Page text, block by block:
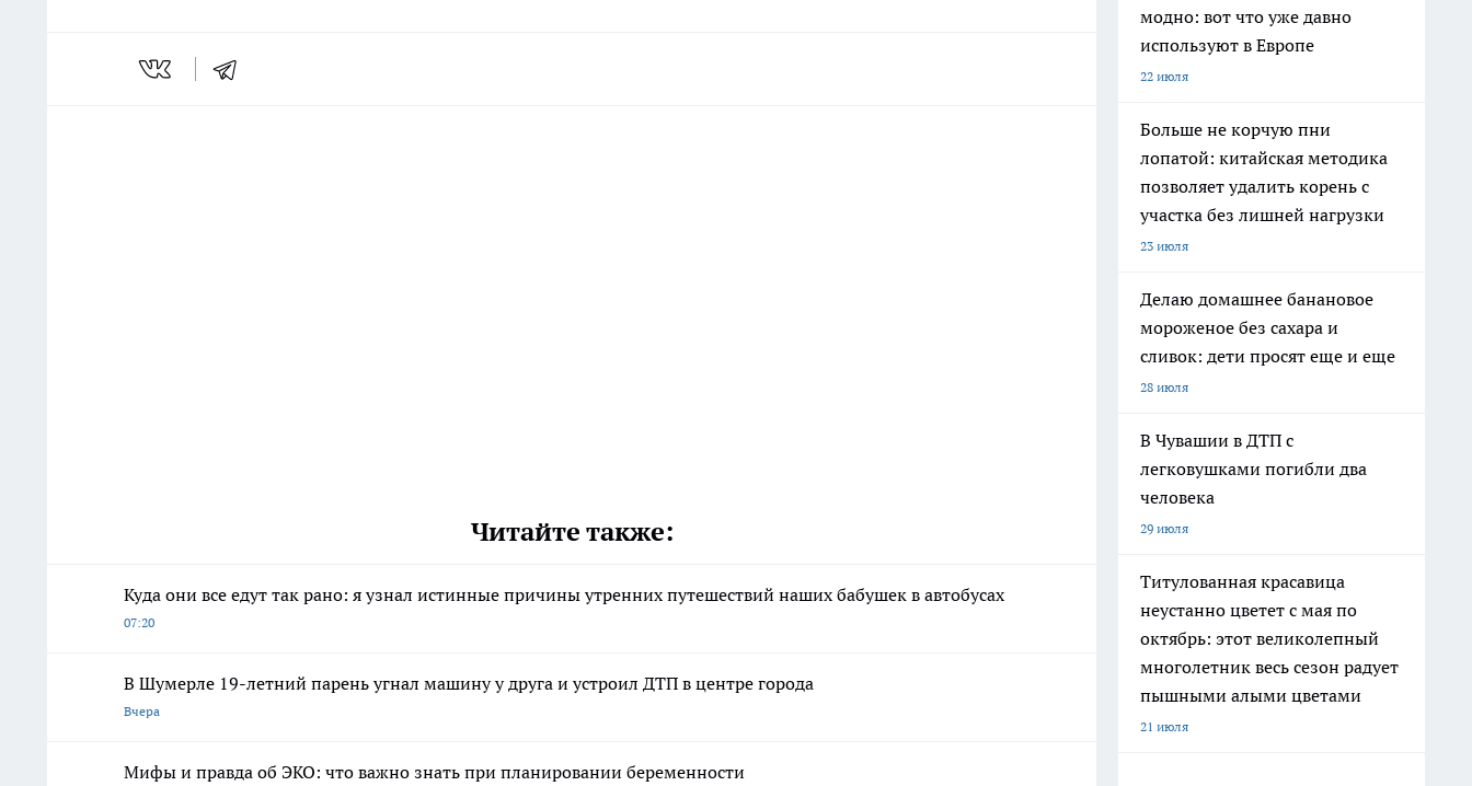
Читайте также:
Куда они все едут так рано: я узнал истинные причины утренних путешествий наших бабушек в автобусах
07:20
В Шумерле 19-летний парень угнал машину у друга и устроил ДТП в центре города
Вчера
Мифы и правда об ЭКО: что важно знать при планировании беременности
модно: вот что уже давно
используют в Европе
22 июля
Больше не корчую пни
лопатой: китайская методика
позволяет удалить корень с
участка без лишней нагрузки
23 июля
Делаю домашнее банановое
мороженое без сахара и
сливок: дети просят еще и еще
28 июля
В Чувашии в ДТП с
легковушками погибли два
человека
29 июля
Титулованная красавица
неустанно цветет с мая по
октябрь: этот великолепный
многолетник весь сезон радует
пышными алыми цветами
21 июля